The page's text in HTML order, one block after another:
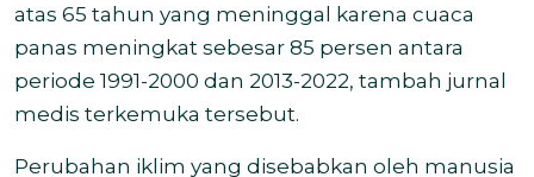
atas 65 tahun yang meninggal karena cuaca
panas meningkat sebesar 85 persen antara
periode 1991-2000 dan 2013-2022, tambah jurnal
medis terkemuka tersebut.
Perubahan iklim yang disebabkan oleh manusia